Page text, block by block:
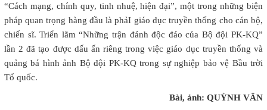
“Cách mạng, chính quy, tinh nhuệ, hiện đại”, một trong những biện
pháp quan trọng hàng đầu là phảI giáo dục truyền thống cho cán bộ,
chiến sĩ. Triển lãm “Những trận đánh độc đáo của Bộ đội PK-KQ”
lần 2 đã tạo được dấu ấn riêng trong việc giáo dục truyền thống và
quảng bá hình ảnh Bộ đội PK-KQ trong sự nghiệp bảo vệ Bầu trời
Tổ quốc.
Bài, ảnh: QUỲNH VÂN